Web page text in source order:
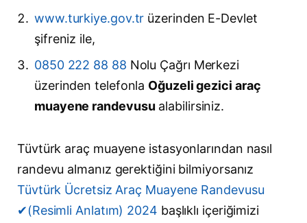
www.turkiye.gov.tr üzerinden E-Devlet
şifreniz ile,
0850 222 88 88 Nolu Çağrı Merkezi
üzerinden telefonla Oğuzeli gezici araç
muayene randevusu alabilirsiniz.
Tüvtürk araç muayene istasyonlarından nasıl
randevu almanız gerektiğini bilmiyorsanız
Tüvtürk Ücretsiz Araç Muayene Randevusu
✔(Resimli Anlatım) 2024 başlıklı içeriğimizi